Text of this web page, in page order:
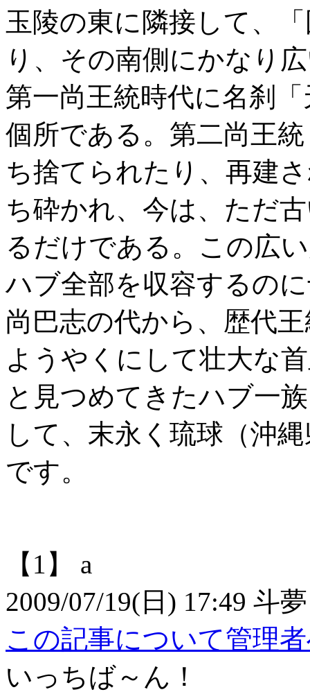
玉陵の東に隣接して、
り、その南側にかなり
第一尚王統時代に名刹
個所である。第二尚王
ち捨てられたり、再建
ち砕かれ、今は、ただ
るだけである。この広
ハブ全部を収容するの
尚巴志の代から、歴代
ようやくにして壮大な
と見つめてきたハブ一
して、末永く琉球（沖
です。
【1】 a
2009/07/19(日) 17:49 斗夢
この記事について管理
いっちば～ん！